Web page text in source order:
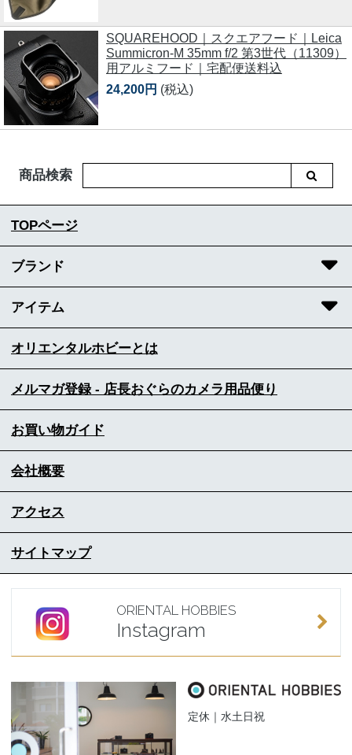
SQUAREHOOD｜スクエアフード｜Leica
Summicron-M 35mm f/2 第3世代（11309）
用アルミフード｜宅配便送料込
24,200円 (税込)
商品検索
TOPページ
ブランド
アイテム
オリエンタルホビーとは
メルマガ登録 - 店長おぐらのカメラ用品便り
お買い物ガイド
会社概要
アクセス
サイトマップ
ORIENTAL HOBBIES
Instagram
定休｜水土日祝